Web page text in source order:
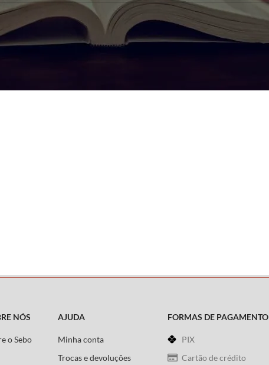
NÓS
o Sebo
AJUDA
Minha conta
Trocas e devoluções
FORMAS DE PAGAMENTO
PIX
Cartão de crédito